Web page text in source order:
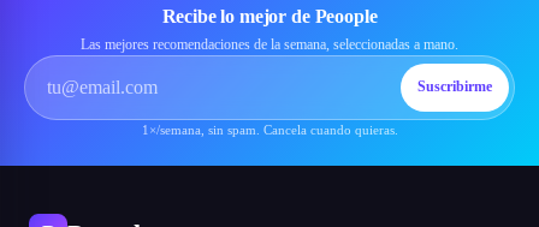
Recibe lo mejor de Peoople
Las mejores recomendaciones de la semana, seleccionadas a mano.
Suscribirme
1×/semana, sin spam. Cancela cuando quieras.